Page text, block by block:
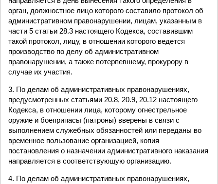
орган, должностное лицо которого составило протокол об
административном правонарушении, лицам, указанным в
части 5 статьи 28.3 настоящего Кодекса, составившим
такой протокол, лицу, в отношении которого ведется
производство по делу об административном
правонарушении, а также потерпевшему, прокурору в
случае их участия.
3. По делам об административных правонарушениях,
предусмотренных статьями 20.8, 20.9, 20.12 настоящего
Кодекса, в отношении лица, которому огнестрельное
оружие и боеприпасы (патроны) вверены в связи с
выполнением служебных обязанностей или переданы во
временное пользование организацией, копия
постановления о назначении административного наказания
направляется в соответствующую организацию.
4. По делам об административных правонарушениях,